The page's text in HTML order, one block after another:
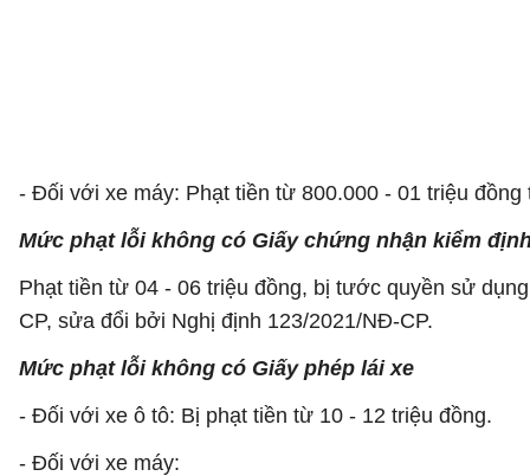
- Đối với xe máy: Phạt tiền từ 800.000 - 01 triệu
Mức phạt lỗi không có Giấy chứng nhận kiểm
Phạt tiền từ 04 - 06 triệu đồng, bị tước quyền sử
CP, sửa đổi bởi Nghị định 123/2021/NĐ-CP.
Mức phạt lỗi không có Giấy phép lái xe
- Đối với xe ô tô: Bị phạt tiền từ 10 - 12 triệu đồng.
- Đối với xe máy: